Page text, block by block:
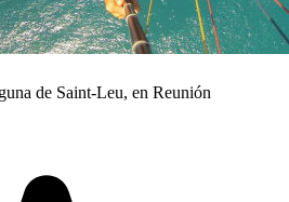
de Saint-Leu, en Reunión